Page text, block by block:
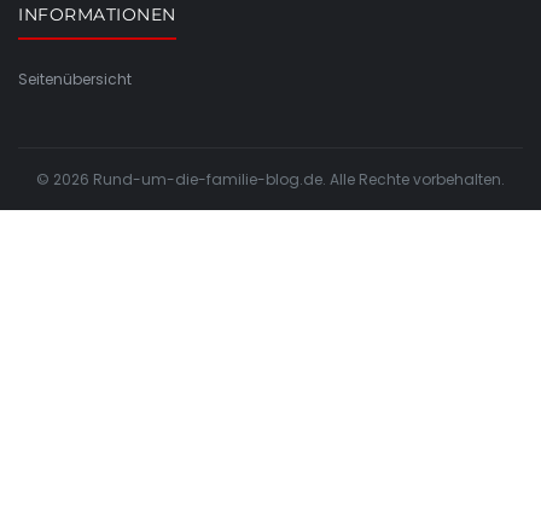
INFORMATIONEN
Seitenübersicht
© 2026 Rund-um-die-familie-blog.de. Alle Rechte vorbehalten.